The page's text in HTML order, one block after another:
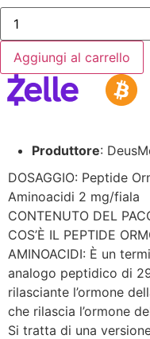
Aggiungi al carrello
Produttore:
DOSAGGIO: Peptide
Aminoacidi 2 mg/fiala
CONTENUTO DEL
COS’È IL PEPTIDE
AMINOACIDI: È un
analogo peptidico di
rilasciante l’ormone
che rilascia l’ormone
Si tratta di una